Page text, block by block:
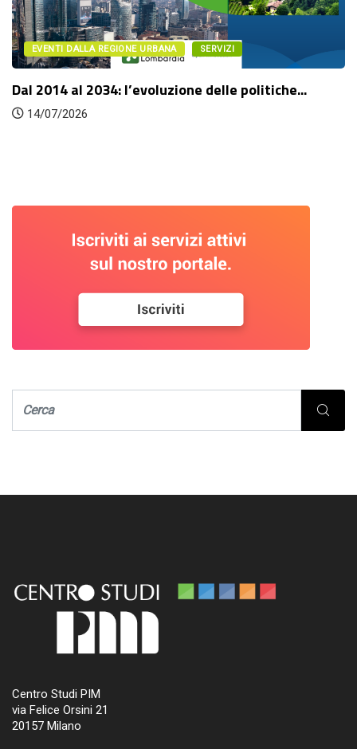
EVENTI DALLA REGIONE URBANA SERVIZI
Dal 2014 al 2034: l’evoluzione delle politiche...
14/07/2026
Centro Studi PIM
via Felice Orsini 21
20157 Milano